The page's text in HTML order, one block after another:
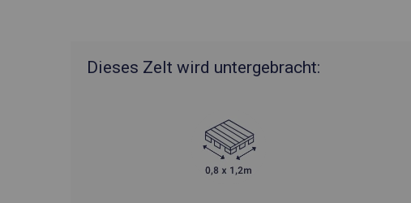
Dieses Zelt wird untergebracht: